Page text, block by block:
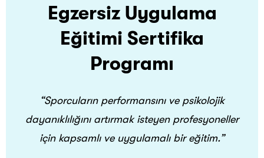
Egzersiz Uygulama
Eğitimi Sertifika
Programı
“Sporcuların performansını ve psikolojik
dayanıklılığını artırmak isteyen profesyoneller
için kapsamlı ve uygulamalı bir eğitim.”